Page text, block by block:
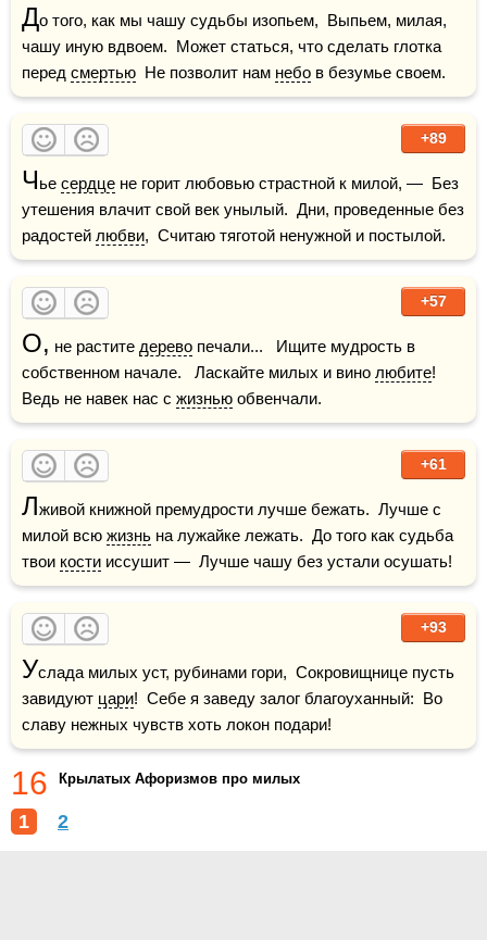
До того, как мы чашу судьбы изопьем,  Выпьем, милая,
чашу иную вдвоем.  Может статься, что сделать глотка
перед смертью
  Не позволит нам
небо в безумье своем.
+89
Чье сердце не горит любовью страстной к милой, —  Без
утешения влачит свой век унылый.  Дни, проведенные без
радостей любви,  Считаю тяготой ненужной и постылой.
+57
О, не растите дерево печали...   Ищите мудрость в
собственном начале.   Ласкайте милых и вино любите!
Ведь не навек нас с жизнью обвенчали.
+61
Лживой книжной премудрости лучше бежать.  Лучше с
милой всю жизнь на лужайке лежать.  До того как судьба
твои кости иссушит —  Лучше чашу без устали осушать!
+93
Услада милых уст, рубинами гори,  Сокровищнице пусть
завидуют цари!  Себе я заведу залог благоуханный:  Во
славу нежных чувств хоть локон подари!
16 Крылатых Афоризмов про милых
1 2